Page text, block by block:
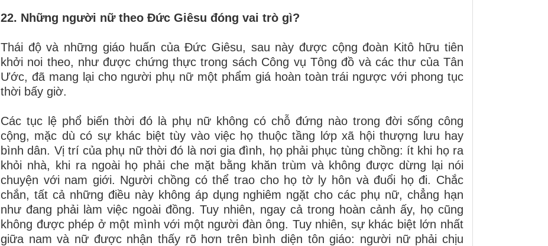
22. Những người nữ theo Đức Giêsu đóng vai trò gì?
Thái độ và những giáo huấn của Đức Giêsu, sau này được cộng đoàn Kitô hữu tiên
khởi noi theo, như được chứng thực trong sách Công vụ Tông đồ và các thư của Tân
Ước, đã mang lại cho người phụ nữ một phẩm giá hoàn toàn trái ngược với phong tục
thời bấy giờ.
Các tục lệ phổ biến thời đó là phụ nữ không có chỗ đứng nào trong đời sống công
cộng, mặc dù có sự khác biệt tùy vào việc họ thuộc tầng lớp xã hội thượng lưu hay
bình dân. Vị trí của phụ nữ thời đó là nơi gia đình, họ phải phục tùng chồng: ít khi họ ra
khỏi nhà, khi ra ngoài họ phải che mặt bằng khăn trùm và không được dừng lại nói
chuyện với nam giới. Người chồng có thể trao cho họ tờ ly hôn và đuổi họ đi. Chắc
chắn, tất cả những điều này không áp dụng nghiêm ngặt cho các phụ nữ, chẳng hạn
như đang phải làm việc ngoài đồng. Tuy nhiên, ngay cả trong hoàn cảnh ấy, họ cũng
không được phép ở một mình với một người đàn ông. Tuy nhiên, sự khác biệt lớn nhất
giữa nam và nữ được nhận thấy rõ hơn trên bình diện tôn giáo: người nữ phải chịu